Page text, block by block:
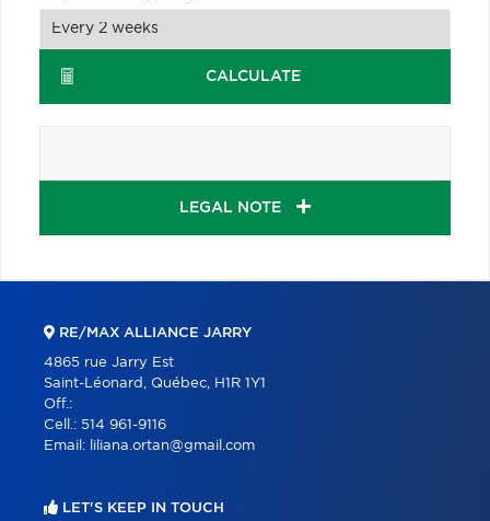
CALCULATE
LEGAL NOTE
RE/MAX ALLIANCE JARRY
4865 rue Jarry Est
Saint-Léonard, Québec, H1R 1Y1
Off.:
Cell.: 514 961-9116
Email:
liliana.ortan@gmail.com
LET'S KEEP IN TOUCH